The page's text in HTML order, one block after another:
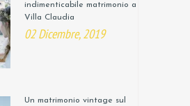
indimenticabile matrimonio a
Villa Claudia
02 Dicembre, 2019
Un matrimonio vintage sul